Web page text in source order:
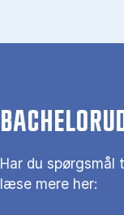
Har du spørgsmål
læse mere her: